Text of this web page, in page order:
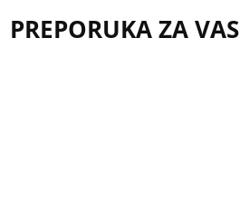
PREPORUKA ZA VAS